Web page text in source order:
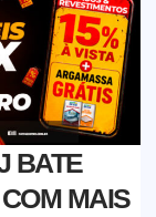
BATE
MAIS